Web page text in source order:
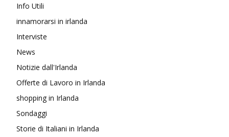
Info Utili
innamorarsi in irlanda
Interviste
News
Notizie dall'Irlanda
Offerte di Lavoro in Irlanda
shopping in Irlanda
Sondaggi
Storie di Italiani in Irlanda